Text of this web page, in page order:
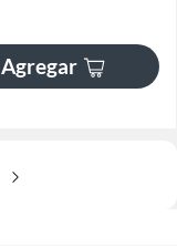
Agregar